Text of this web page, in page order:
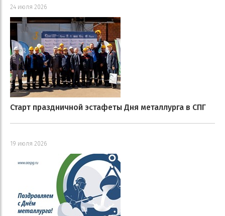
24 июля 2026
Старт праздничной эстафеты Дня металлурга в СПГ
19 июля 2026